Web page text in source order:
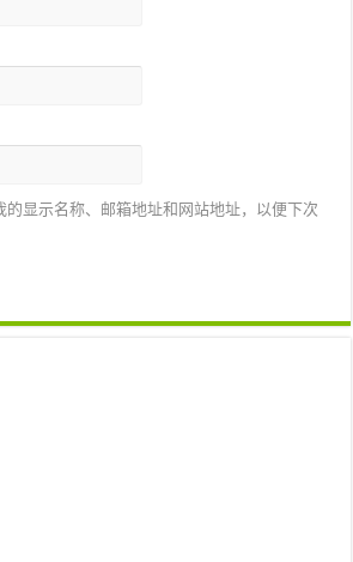
的显示名称、邮箱地址和网站地址，以便下次